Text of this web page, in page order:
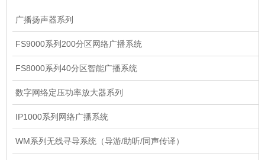
广播扬声器系列
FS9000系列200分区网络广播系统
FS8000系列40分区智能广播系统
数字网络定压功率放大器系列
IP1000系列网络广播系统
WM系列无线寻导系统（导游/助听/同声传译）